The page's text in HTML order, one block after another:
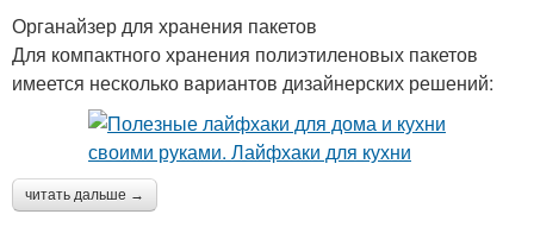
Органайзер для хранения пакетов
Для компактного хранения полиэтиленовых пакетов
имеется несколько вариантов дизайнерских решений:
читать дальше →